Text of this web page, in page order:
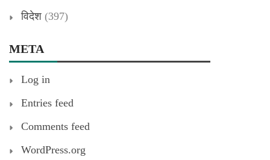
विदेश (397)
META
Log in
Entries feed
Comments feed
WordPress.org